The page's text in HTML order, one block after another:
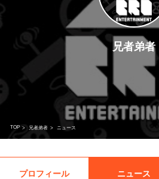
兄者弟者
TOP > 兄者弟者 > ニュース
プロフィール ニュース